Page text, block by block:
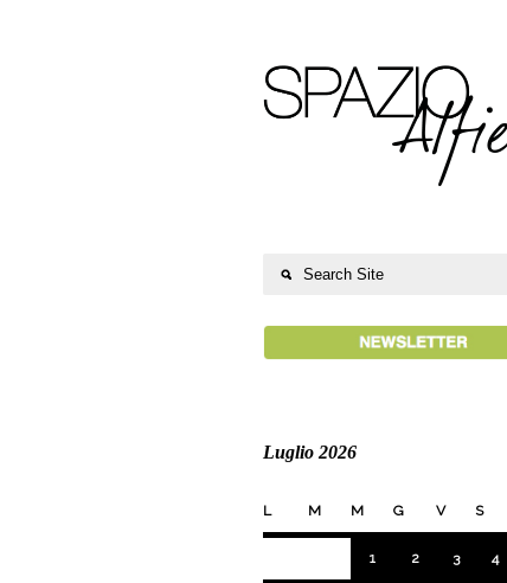
Luglio 2026
L M M G V S
1 2 3 4